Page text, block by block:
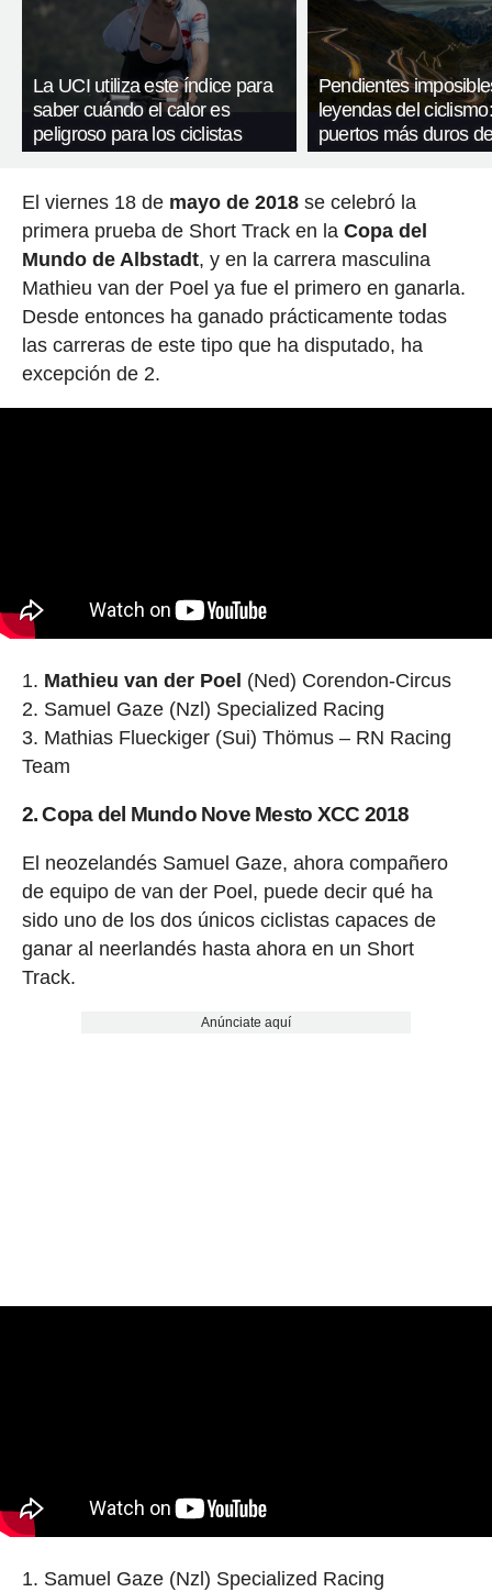
La UCI utiliza este índice para
saber cuándo el calor es
peligroso para los ciclistas
Pendientes
leyendas del
puertos más duros
El viernes 18 de mayo de 2018se celebró la
primera prueba de Short Track en la Copa del
Mundo de Albstadt, y en la carrera masculina
Mathieu van der Poel ya fue el primero en ganarla.
Desde entonces ha ganado prácticamente todas
las carreras de este tipo que ha disputado, ha
excepción de 2.
Mathieu van der Poel (Ned) Corendon-Circus
Samuel Gaze (Nzl) Specialized Racing
Mathias Flueckiger (Sui) Thömus – RN Racing
Team
2. Copa del Mundo Nove Mesto XCC 2018
El neozelandés Samuel Gaze, ahora compañero
de equipo de van der Poel, puede decir qué ha
sido uno de los dos únicos ciclistas capaces de
ganar al neerlandés hasta ahora en un Short
Track.
Anúnciate aquí
Samuel Gaze (Nzl) Specialized Racing